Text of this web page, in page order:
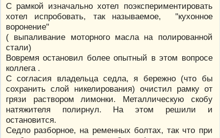
С рамкой изначально хотел поэкспериментировать
хотел испробовать, так называемое, "кухонное
воронение"
( выпаливание моторного масла на полированной
стали)
Вовремя остановил более опытный в этом вопросе
коллега .
С согласия владельца седла, я бережно (что бы
сохранить слой никелирования) очистил рамку от
грязи раствором лимонки. Металлическую скобу
натяжителя полирнул. На этом решили и
остановится.
Седло разборное, на ременных болтах, так что при